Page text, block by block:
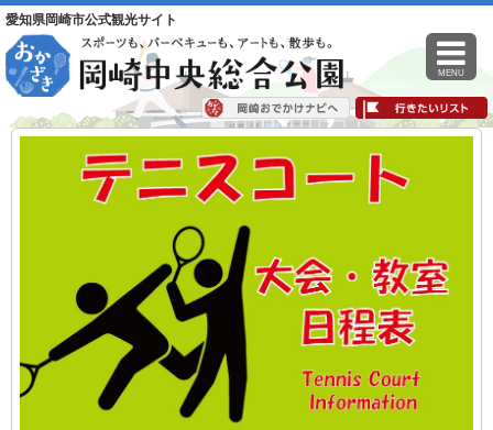
愛知県岡崎市公式観光サイト
MENU